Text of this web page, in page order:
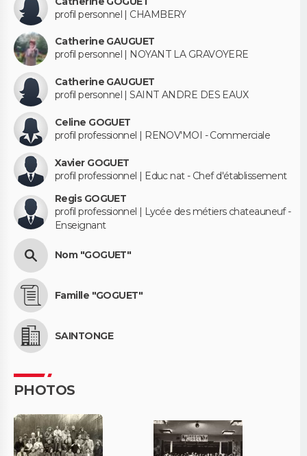
profil personnel | CHAMBERY
Catherine GAUGUET
profil personnel | NOYANT LA GRAVOYERE
Catherine GAUGUET
profil personnel | SAINT ANDRE DES EAUX
Celine GOGUET
profil professionnel | RENOV'MOI - Commerciale
Xavier GOGUET
profil professionnel | Educ nat - Chef d'établissement
Regis GOGUET
profil professionnel | Lycée des métiers chateauneuf -
Enseignant
Nom "GOGUET"
Famille "GOGUET"
SAINTONGE
PHOTOS